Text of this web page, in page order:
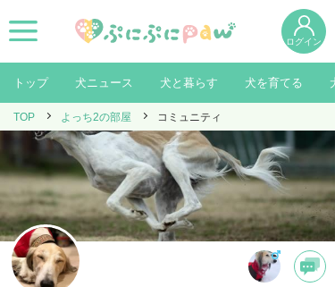
ログイン
トップ 犬ニュース 犬と暮らす 犬を育てる
TOP よっち2の部屋 コミュニティ